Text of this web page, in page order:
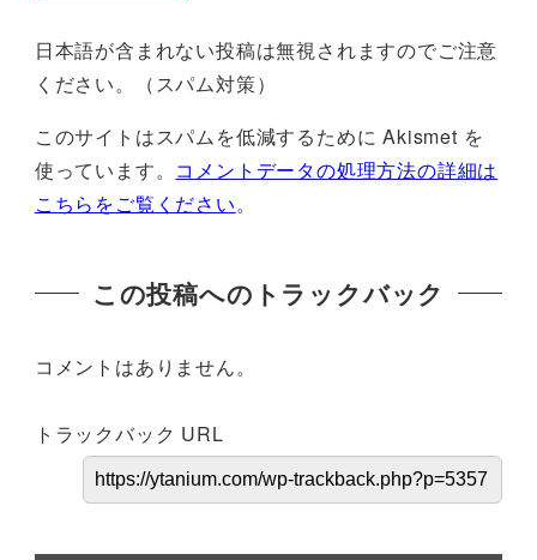
日本語が含まれない投稿は無視されますのでご注意
ください。（スパム対策）
このサイトはスパムを低減するために Akismet を
使っています。 コメントデータの処理方法の詳細は
こちらをご覧ください。
この投稿へのトラックバック
コメントはありません。
トラックバック URL